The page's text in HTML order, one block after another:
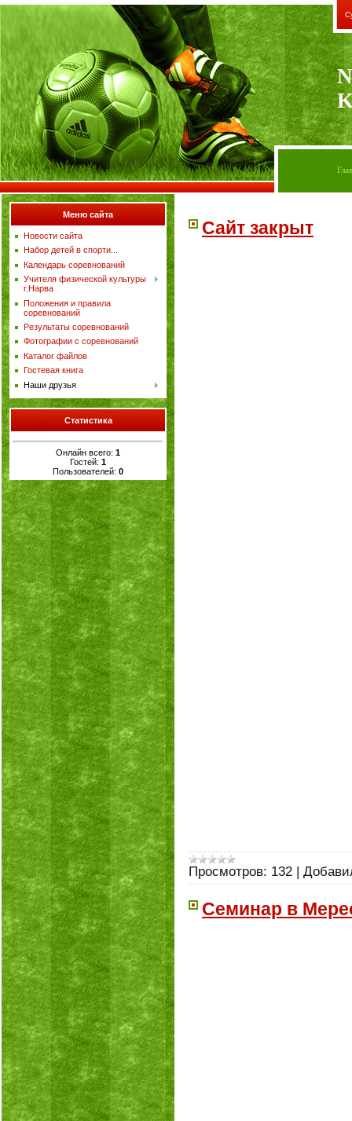
Меню сайта
Новости сайта
Набор детей в спорти...
Календарь соревнований
Учителя физической культуры
г.Нарва
Положения и правила
соревнований
Результаты соревнований
Фотографии с соревнований
Каталог файлов
Гостевая книга
Наши друзья
Статистика
Онлайн всего: 1
Гостей: 1
Пользователей: 0
Сайт закрыт
Просмотров: 132 |
Семинар в